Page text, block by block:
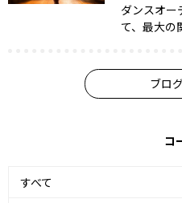
ダンスオー
て、最大
ブロ
コ
すべて